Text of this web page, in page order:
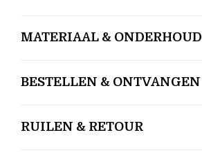
MATERIAAL & ONDERHOUD
BESTELLEN & ONTVANGEN
RUILEN & RETOUR